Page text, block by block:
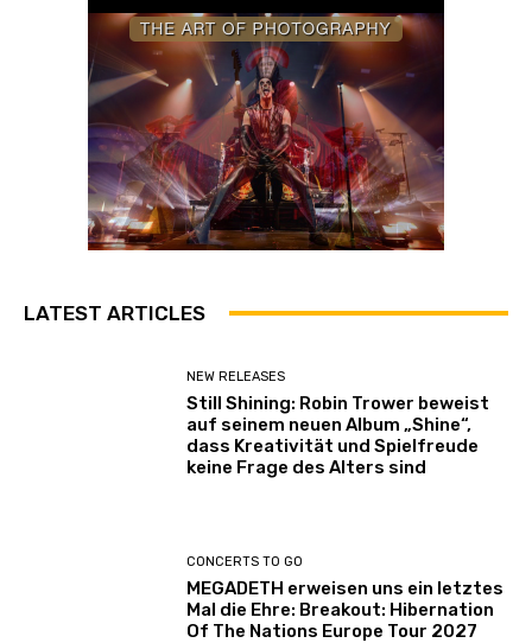
LATEST ARTICLES
NEW RELEASES
Still Shining: Robin Trower beweist
auf seinem neuen Album „Shine“,
dass Kreativität und Spielfreude
keine Frage des Alters sind
CONCERTS TO GO
MEGADETH erweisen uns ein letztes
Mal die Ehre: Breakout: Hibernation
Of The Nations Europe Tour 2027